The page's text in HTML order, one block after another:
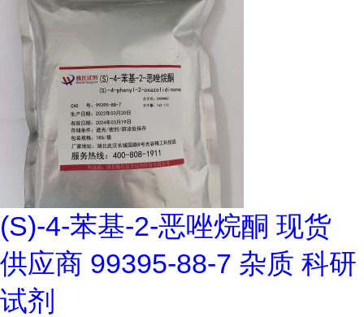
(S)-4-苯基-2-恶唑烷酮 现货
供应商 99395-88-7 杂质 科研
试剂